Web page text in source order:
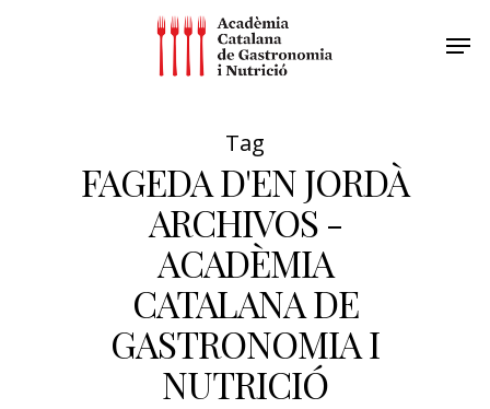
Tag
FAGEDA D'EN JORDÀ
ARCHIVOS -
ACADÈMIA
CATALANA DE
GASTRONOMIA I
NUTRICIÓ